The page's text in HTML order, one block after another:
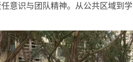
意识与团队精神。从公共区域到